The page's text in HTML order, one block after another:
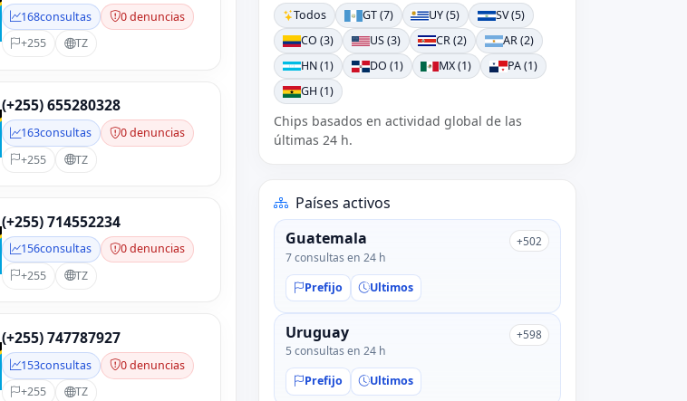
168consultas
0 denuncias
+255
TZ
(+255) 655280328
163consultas
0 denuncias
+255
TZ
(+255) 714552234
156consultas
0 denuncias
+255
TZ
(+255) 747787927
153consultas
0 denuncias
+255
TZ
Todos GT (7) UY (5)
SV (5)
CO (3)
US (3) CR (2)
AR (2)
HN (1)
DO (1) MX (1)
PA (1)
GH (1)
Chips basados en actividad global de las
últimas 24 h.
Países activos
Guatemala
7 consultas en 24 h
+502
Prefijo Ultimos
Uruguay
5 consultas en 24 h
+598
Prefijo Ultimos